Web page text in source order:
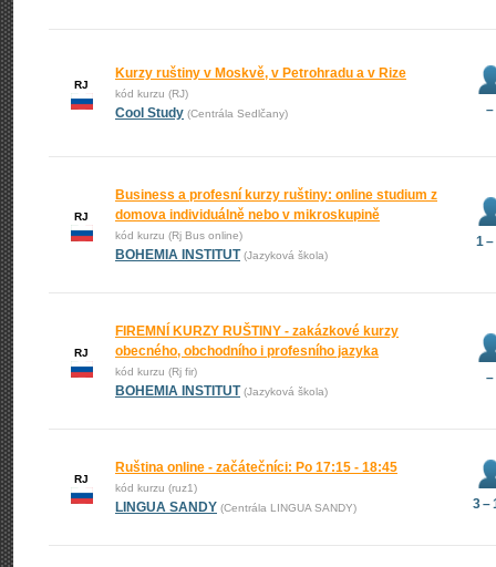
RJ
Kurzy ruštiny v Moskvě, v Petrohradu a v Rize
kód kurzu (RJ)
Cool Study (Centrála Sedlčany) –
RJ
Business a profesní kurzy ruštiny: online studium z
domova individuálně nebo v mikroskupině
kód kurzu (Rj Bus online)
BOHEMIA INSTITUT (Jazyková škola)
1
RJ
FIREMNÍ KURZY RUŠTINY - zakázkové kurzy
obecného, obchodního i profesního jazyka
kód kurzu (Rj fir)
BOHEMIA INSTITUT (Jazyková škola)
–
RJ
Ruština online - začátečníci: Po 17:15 - 18:45
kód kurzu (ruz1)
LINGUA SANDY (Centrála LINGUA SANDY) 3 –